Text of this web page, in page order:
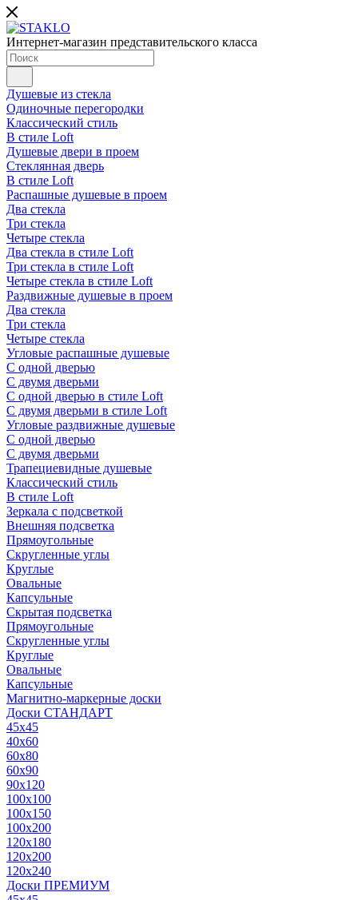
Интернет-магазин представительского класса
Душевые из стекла
Одиночные перегородки
Классический стиль
В стиле Loft
Душевые двери в проем
Стеклянная дверь
В стиле Loft
Распашные душевые в проем
Два стекла
Три стекла
Четыре стекла
Два стекла в стиле Loft
Три стекла в стиле Loft
Четыре стекла в стиле Loft
Раздвижные душевые в проем
Два стекла
Три стекла
Четыре стекла
Угловые распашные душевые
С одной дверью
С двумя дверьми
С одной дверью в стиле Loft
С двумя дверьми в стиле Loft
Угловые раздвижные душевые
С одной дверью
С двумя дверьми
Трапециевидные душевые
Классический стиль
В стиле Loft
Зеркала с подсветкой
Внешняя подсветка
Прямоугольные
Скругленные углы
Круглые
Овальные
Капсульные
Скрытая подсветка
Прямоугольные
Скругленные углы
Круглые
Овальные
Капсульные
Магнитно-маркерные доски
Доски СТАНДАРТ
45x45
40x60
60x80
60x90
90x120
100x100
100x150
100x200
120x180
120x200
120x240
Доски ПРЕМИУМ